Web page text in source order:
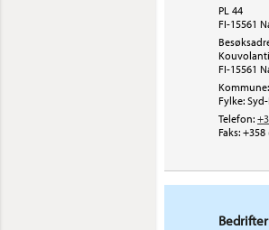
PL 44
FI-15561
FI-15561
Fylke:
Telefon:
Faks: +358